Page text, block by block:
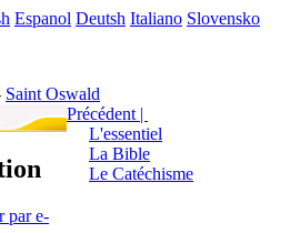
Espanol Deutsh Italiano Slovensko
Saint Oswald
par e-
Précédent |
L'essentiel
La Bible
Le Catéchisme